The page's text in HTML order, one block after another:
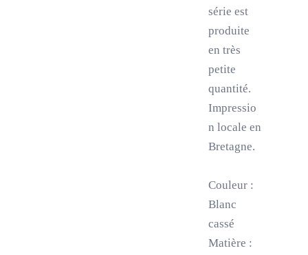
série est
produite
en très
petite
quantité.
Impressio
n locale en
Bretagne.
Couleur :
Blanc
cassé
Matière :